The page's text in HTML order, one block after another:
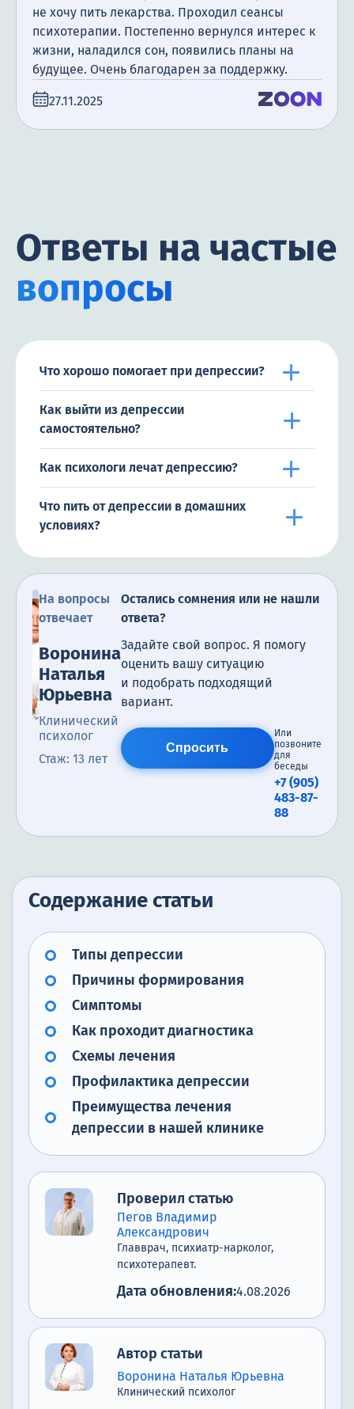
не хочу пить лекарства. Проходил сеансы
психотерапии. Постепенно вернулся интерес к
жизни, наладился сон, появились планы на
будущее. Очень благодарен за поддержку.
27.11.2025
Ответы на частые
вопросы
Что хорошо помогает при депрессии?
Как выйти из депрессии
самостоятельно?
Как психологи лечат депрессию?
Что пить от депрессии в домашних
условиях?
На вопросы
отвечает
Воронина
Наталья
Юрьевна
Клинический
психолог
Стаж: 13 лет
Остались сомнения или не нашли
ответа?
Задайте свой вопрос. Я помогу
оценить вашу ситуацию
и подобрать подходящий
вариант.
Спросить
Или
позвоните
для
беседы
+7 (905)
483-87-
88
Содержание статьи
Типы депрессии
Причины формирования
Симптомы
Как проходит диагностика
Схемы лечения
Профилактика депрессии
Преимущества лечения
депрессии в нашей клинике
Проверил статью
Пегов Владимир
Александрович
Главврач, психиатр-нарколог,
психотерапевт.
Дата обновления:4.08.2026
Автор статьи
Воронина Наталья Юрьевна
Клинический психолог